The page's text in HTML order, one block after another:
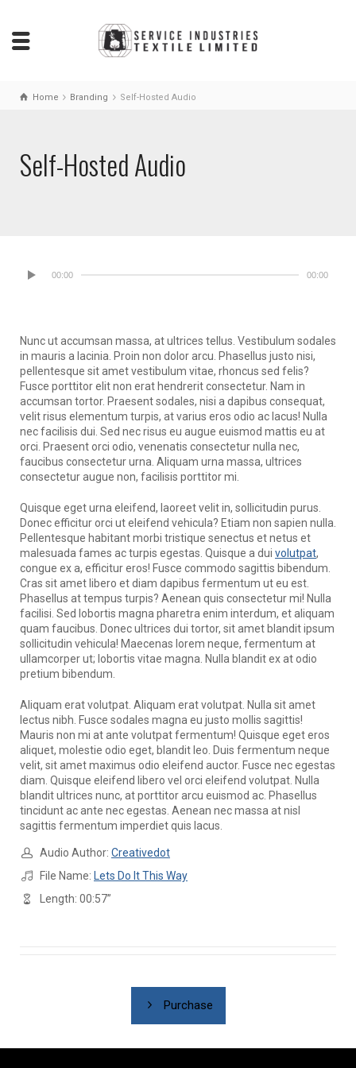
Home Branding Self-Hosted Audio
Self-Hosted Audio
00:00 00:00
Nunc ut accumsan massa, at ultrices tellus. Vestibulum sodales
in mauris a lacinia. Proin non dolor arcu. Phasellus justo nisi,
pellentesque sit amet vestibulum vitae, rhoncus sed felis?
Fusce porttitor elit non erat hendrerit consectetur. Nam in
accumsan tortor. Praesent sodales, nisi a dapibus consequat,
velit risus elementum turpis, at varius eros odio ac lacus! Nulla
nec facilisis dui. Sed nec risus eu augue euismod mattis eu at
orci. Praesent orci odio, venenatis consectetur nulla nec,
faucibus consectetur urna. Aliquam urna massa, ultrices
consectetur augue non, facilisis porttitor mi.
Quisque eget urna eleifend, laoreet velit in, sollicitudin purus.
Donec efficitur orci ut eleifend vehicula? Etiam non sapien nulla.
Pellentesque habitant morbi tristique senectus et netus et
malesuada fames ac turpis egestas. Quisque a dui volutpat,
congue ex a, efficitur eros! Fusce commodo sagittis bibendum.
Cras sit amet libero et diam dapibus fermentum ut eu est.
Phasellus at tempus turpis? Aenean quis consectetur mi! Nulla
facilisi. Sed lobortis magna pharetra enim interdum, et aliquam
quam faucibus. Donec ultrices dui tortor, sit amet blandit ipsum
sollicitudin vehicula! Maecenas lorem neque, fermentum at
ullamcorper ut; lobortis vitae magna. Nulla blandit ex at odio
pretium bibendum.
Aliquam erat volutpat. Aliquam erat volutpat. Nulla sit amet
lectus nibh. Fusce sodales magna eu justo mollis sagittis!
Mauris non mi at ante volutpat fermentum! Quisque eget eros
aliquet, molestie odio eget, blandit leo. Duis fermentum neque
velit, sit amet maximus odio eleifend auctor. Fusce nec egestas
diam. Quisque eleifend libero vel orci eleifend volutpat. Nulla
blandit ultrices nunc, at porttitor arcu euismod ac. Phasellus
tincidunt ac ante nec egestas. Aenean nec massa at nisl
sagittis fermentum imperdiet quis lacus.
Audio Author: Creativedot
File Name: Lets Do It This Way
Length: 00:57”
Purchase